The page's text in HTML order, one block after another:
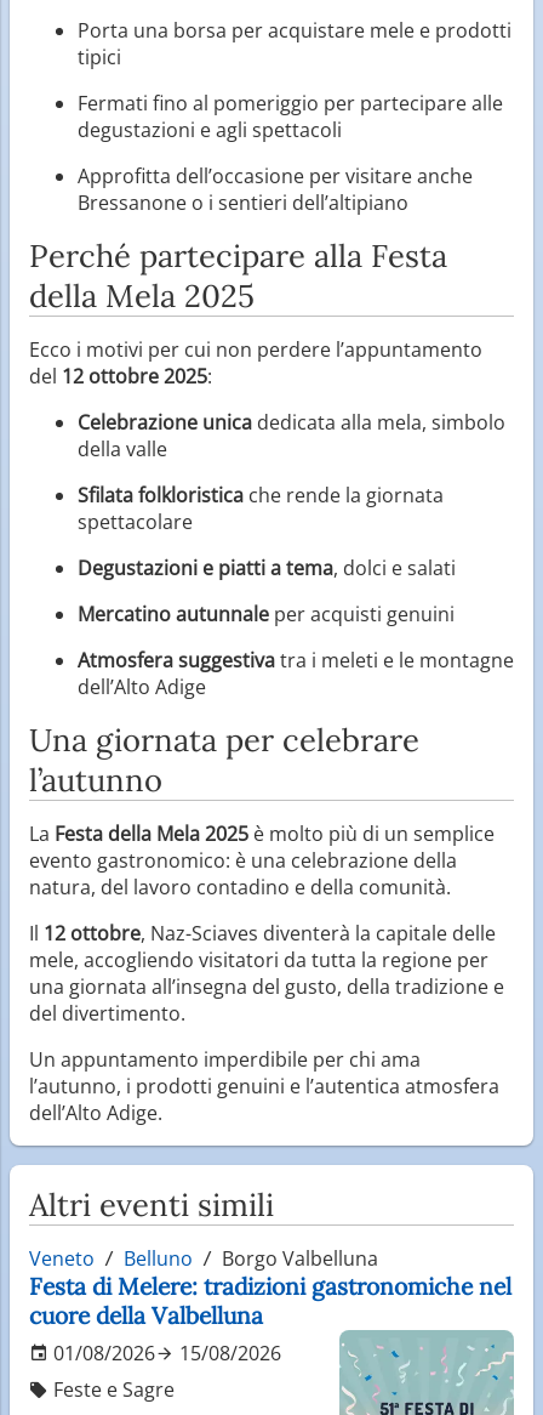
Porta una borsa per acquistare mele e prodotti
tipici
Fermati fino al pomeriggio per partecipare alle
degustazioni e agli spettacoli
Approfitta dell’occasione per visitare anche
Bressanone o i sentieri dell’altipiano
Perché partecipare alla Festa
della Mela 2025
Ecco i motivi per cui non perdere l’appuntamento
del 12 ottobre 2025:
Celebrazione unica dedicata alla mela, simbolo
della valle
Sfilata folkloristica che rende la giornata
spettacolare
Degustazioni e piatti a tema, dolci e salati
Mercatino autunnale per acquisti genuini
Atmosfera suggestivatra i meleti e le montagne
dell’Alto Adige
Una giornata per celebrare
l’autunno
La Festa della Mela 2025 è molto più di un semplice
evento gastronomico: è una celebrazione della
natura, del lavoro contadino e della comunità.
Il 12 ottobre, Naz-Sciaves diventerà la capitale delle
mele, accogliendo visitatori da tutta la regione per
una giornata all’insegna del gusto, della tradizione e
del divertimento.
Un appuntamento imperdibile per chi ama
l’autunno, i prodotti genuini e l’autentica atmosfera
dell’Alto Adige.
Altri eventi simili
Veneto Belluno Borgo Valbelluna
Festa di Melere: tradizioni gastronomiche nel
cuore della Valbelluna
01/08/2026
15/08/2026
Feste e Sagre